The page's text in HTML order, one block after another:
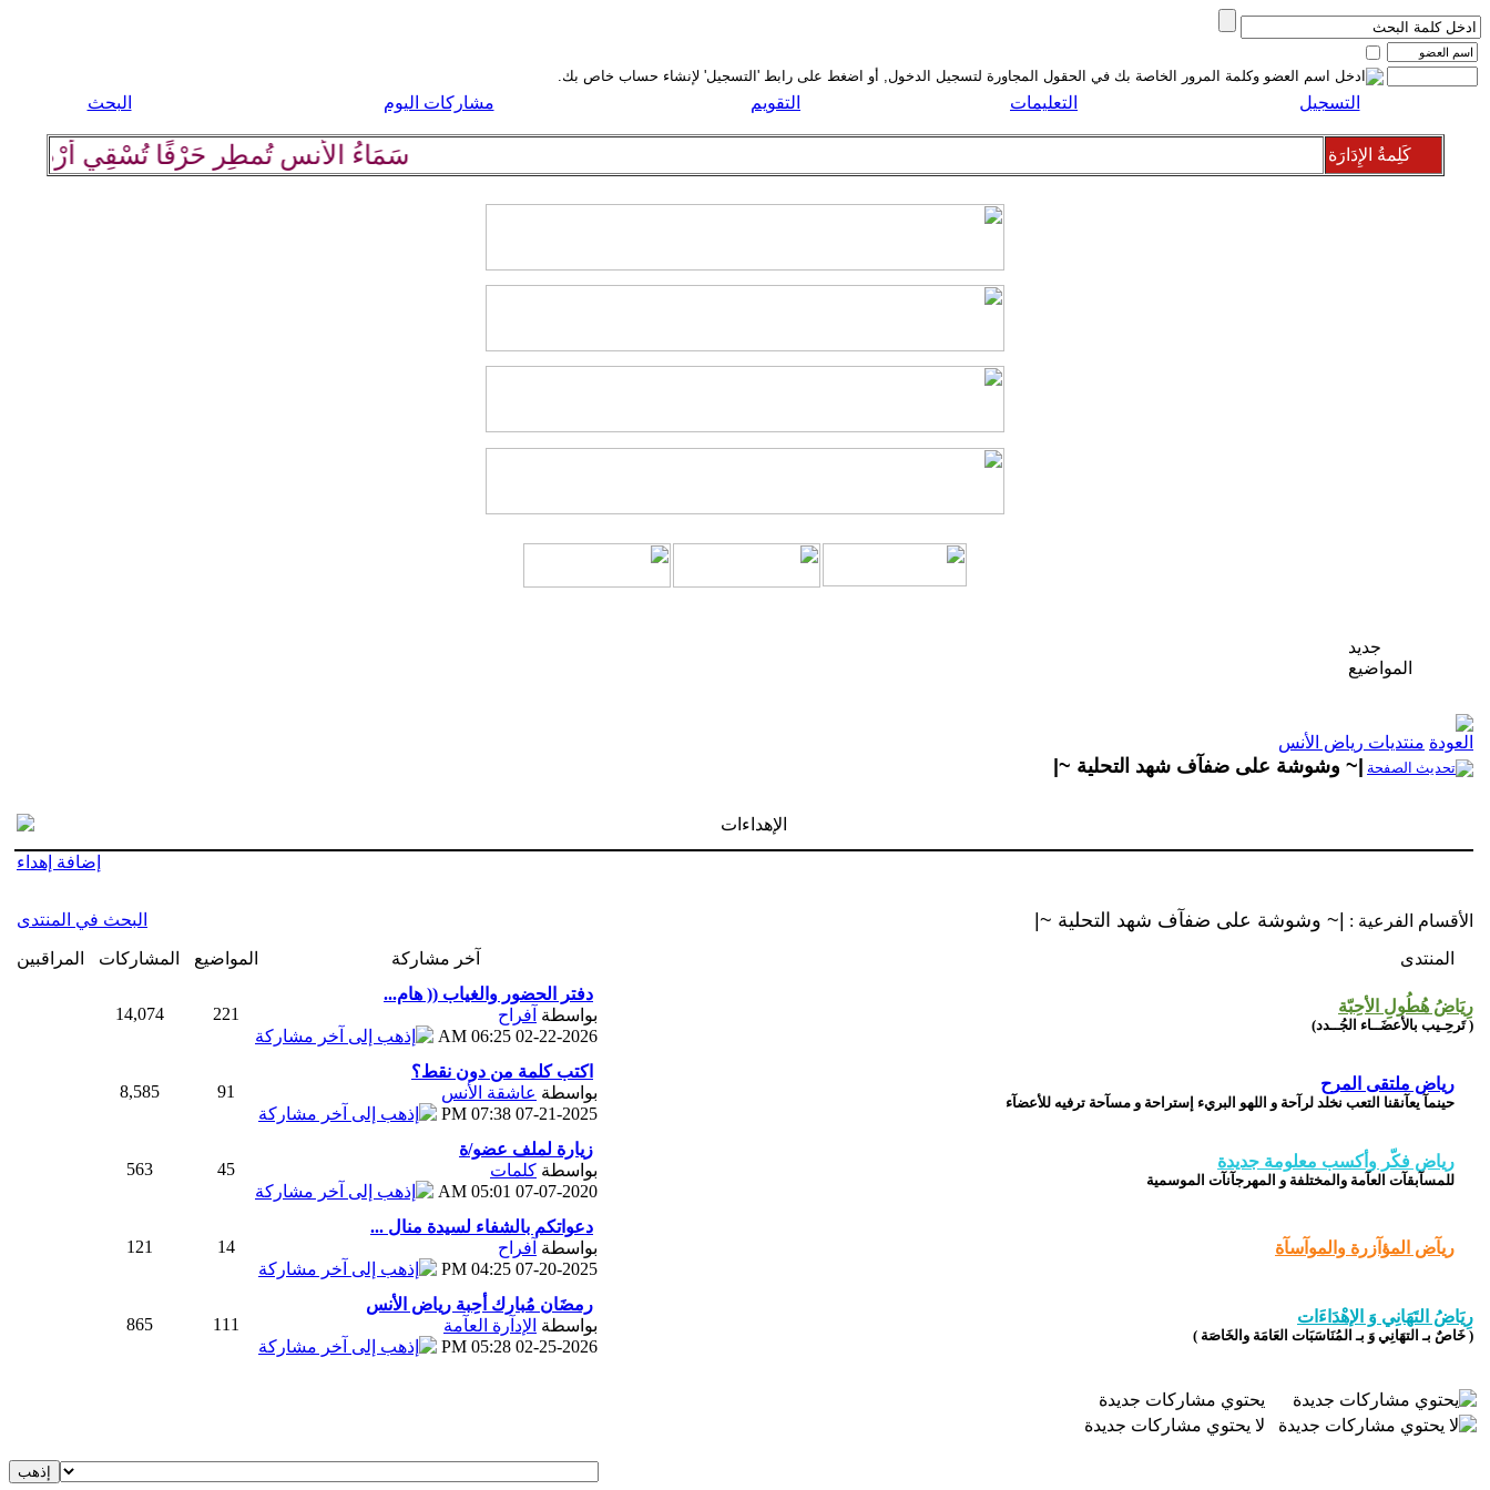
التسجيل التعليمات التقويم مشاركات اليوم البحث
سَمَاءُ الأُنسِ تُمطِر حَرْفًا تُسْقِي أرْضَهَا كَلِمةُ الإِدَارَة
جديد
المواضيع
منتديات رياض الأنس
|~ وشوشة على ضفآف شهد التحلية ~|
الإهداءات
إضافة إهداء
الأقسام الفرعية : |~ وشوشة على ضفآف شهد التحلية ~| البحث في المنتدى
المنتدى آخر مشاركة المواضيع المشاركات المراقبين
رِيَاضُ هُطُولِ الأحِبّة
( تَرحِـيب بالأعضَــاء الجُــدد)
دفتر الحضور والغياب (( هام...
بواسطة آفراح
02-22-2026
06:25 AM
221
14,074
رياض ملتقى المرح
حينمآ يعآنقنا التعب نخلد لرآحة و اللهو البريء إستراحة و مسآحة ترفيه للأعضآء
اكتب كلمة من دون نقط؟
بواسطة عاشقة الأنس
07-21-2025
07:38 PM
91
8,585
رياض فكّر وأكسب معلومة جديدة
للمسآبقآت العآمة والمختلفة و المهرجآنآت الموسمية
زيارة لملف عضو/ة
بواسطة كلمات
07-07-2020
05:01 AM
45
563
ريآض المؤآزرة والموآسآة
دعواتكم بالشفاء لسيدة منال ...
بواسطة آفراح
07-20-2025
04:25 PM
14
121
رِيَاضُ التَهَانِي وَ الإهْدَاءَات
( خَاصٌ بـ التهَانِي وَ بـ المُنَاسَبَات العَامَة والخَاصَة )
رمضَان مُبارك أحِبة رياض الأنس
بواسطة الإدآرة العآمة
02-25-2026
05:28 PM
111
865
يحتوي مشاركات جديدة
لا يحتوي مشاركات جديدة